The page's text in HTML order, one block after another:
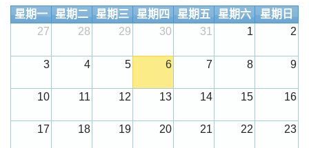
星期一 星期二 星期三 星期四 星期五 星期六
星期日
27
28 29 30 31 1 2
3 4 5 6 7 8 9
10 11 12 13 14 15 16
17 18 19 20 21 22 23